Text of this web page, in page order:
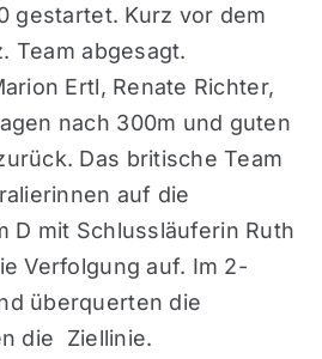
gestartet. Kurz vor dem
Team abgesagt.
Ertl, Renate Richter,
nach 300m und guten
Das britische Team
auf die
D mit Schlussläuferin Ruth
Verfolgung auf. Im 2-
überquerten die
die Ziellinie.